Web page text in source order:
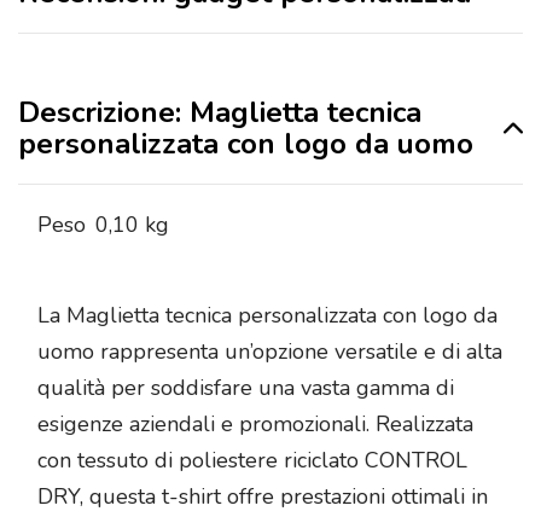
Descrizione: Maglietta tecnica
personalizzata con logo da uomo
Peso 0,10 kg
La Maglietta tecnica personalizzata con logo da
uomo rappresenta un’opzione versatile e di alta
qualità per soddisfare una vasta gamma di
esigenze aziendali e promozionali. Realizzata
con tessuto di poliestere riciclato CONTROL
DRY, questa t-shirt offre prestazioni ottimali in